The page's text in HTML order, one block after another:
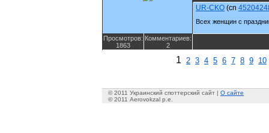
UR-CKO (cn
Всех женщин с
Просмотров:
1863
Комментариев:
2
1 2 3 4 5 6 7 8 9 10
© 2011 Украинский споттерский сайт | О сайте
© 2011 Aerovokzal p.e.